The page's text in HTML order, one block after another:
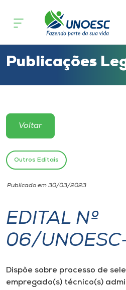
Cursos
Atendimento ao Estudante
Portal de Ensino
Unoesc
Internacionalização
I.nova
Diplomados
Publicações
Voltar
Outros Editais
Publicado em 30/03/2023
EDITAL Nº
06/
Dispõe sobre processo de
empregado(s) técnico(s)